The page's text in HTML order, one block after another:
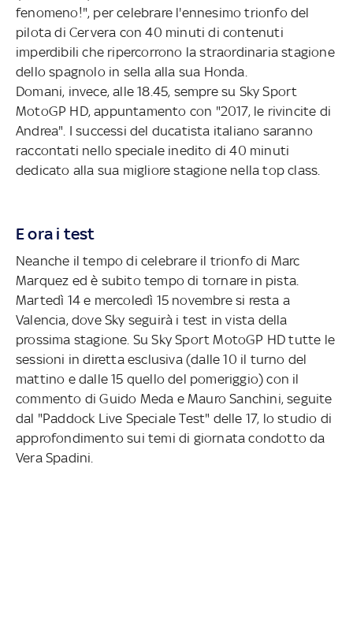
fenomeno!", per celebrare l'ennesimo trionfo del
pilota di Cervera con 40 minuti di contenuti
imperdibili che ripercorrono la straordinaria stagione
dello spagnolo in sella alla sua Honda.
Domani, invece, alle 18.45, sempre su Sky Sport
MotoGP HD, appuntamento con "2017, le rivincite di
Andrea". I successi del ducatista italiano saranno
raccontati nello speciale inedito di 40 minuti
dedicato alla sua migliore stagione nella top class.
E ora i test
Neanche il tempo di celebrare il trionfo di Marc
Marquez ed è subito tempo di tornare in pista.
Martedì 14 e mercoledì 15 novembre si resta a
Valencia, dove Sky seguirà i test in vista della
prossima stagione. Su Sky Sport MotoGP HD tutte le
sessioni in diretta esclusiva (dalle 10 il turno del
mattino e dalle 15 quello del pomeriggio) con il
commento di Guido Meda e Mauro Sanchini, seguite
dal "Paddock Live Speciale Test" delle 17, lo studio di
approfondimento sui temi di giornata condotto da
Vera Spadini.